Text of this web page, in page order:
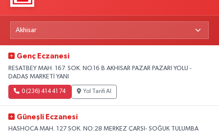
Genç Eczanesi
RESATBEY MAH. 167. SOK. NO.16 B AKHISAR PAZAR PAZARI YOLU -
DADAŞ MARKETİ YANI
0 (236) 414 41 74 Yol Tarifi Al
Güneşli Eczanesi
HASHOCA MAH. 127 SOK. NO:28 MERKEZ ÇARŞI- SOĞUK TULUMBA